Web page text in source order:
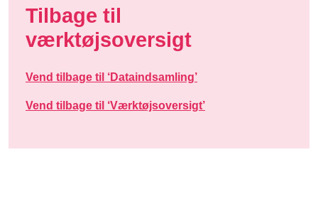
Tilbage til
værktøjsoversigt
Vend tilbage til ‘Dataindsamling’
Vend tilbage til ‘Værktøjsoversigt’